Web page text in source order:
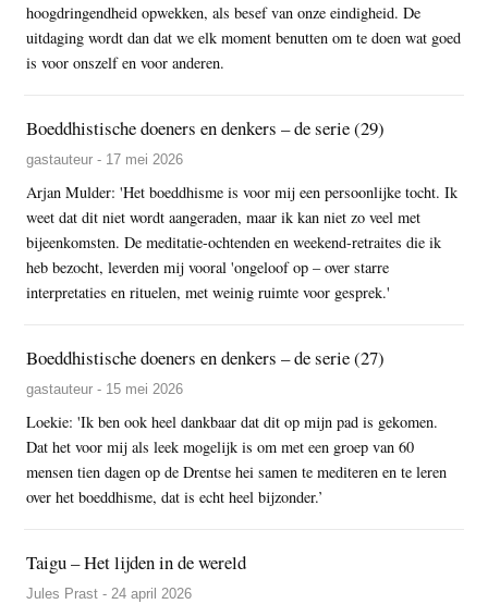
hoogdringendheid opwekken, als besef van onze eindigheid. De
uitdaging wordt dan dat we elk moment benutten om te doen wat goed
is voor onszelf en voor anderen.
Boeddhistische doeners en denkers – de serie (29)
gastauteur - 17 mei 2026
Arjan Mulder: 'Het boeddhisme is voor mij een persoonlijke tocht. Ik
weet dat dit niet wordt aangeraden, maar ik kan niet zo veel met
bijeenkomsten. De meditatie-ochtenden en weekend-retraites die ik
heb bezocht, leverden mij vooral 'ongeloof op – over starre
interpretaties en rituelen, met weinig ruimte voor gesprek.'
Boeddhistische doeners en denkers – de serie (27)
gastauteur - 15 mei 2026
Loekie: 'Ik ben ook heel dankbaar dat dit op mijn pad is gekomen.
Dat het voor mij als leek mogelijk is om met een groep van 60
mensen tien dagen op de Drentse hei samen te mediteren en te leren
over het boeddhisme, dat is echt heel bijzonder.’
Taigu – Het lijden in de wereld
Jules Prast - 24 april 2026